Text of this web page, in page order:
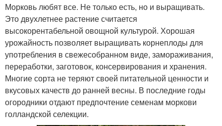
Морковь любят все. Не только есть, но и выращивать.
Это двухлетнее растение считается
высокорентабельной овощной культурой. Хорошая
урожайность позволяет выращивать корнеплоды для
употребления в свежесобранном виде, замораживания,
переработки, заготовок, консервирования и хранения.
Многие сорта не теряют своей питательной ценности и
вкусовых качеств до ранней весны. В последние годы
огородники отдают предпочтение семенам моркови
голландской селекции.